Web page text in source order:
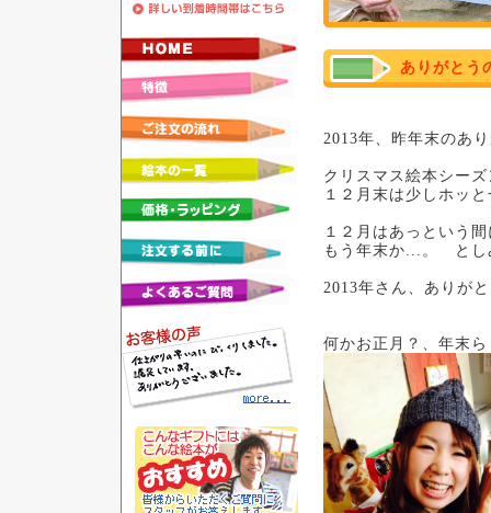
ありがとう
2013年、昨年末のあ
クリスマス絵本シー
１２月末は少しホッ
１２月はあっという
もう年末か...。 とし
2013年さん、ありが
何かお正月？、年末